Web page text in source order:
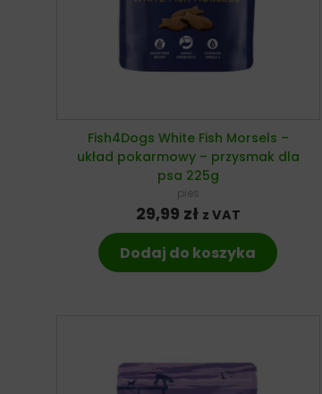
Fish4Dogs White Fish Morsels –
układ pokarmowy – przysmak dla
psa 225g
pies
29,99 zł z VAT
Dodaj do koszyka